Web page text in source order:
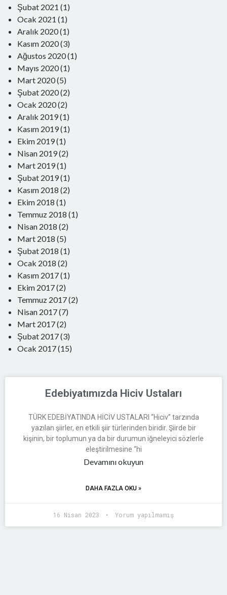
Yapay Zeka ve Modern İnsanın Geleceği
19 Şubat 2024
Homo Sapiens’in Salgın Hastalıklarla Sınavı
21 Ocak 2024
Kaşığın Hikayesi
1 Aralık 2023
Güç ve İktidar
22 Ekim 2023
Edebiyatımızda Hiciv Ustaları
16 Nisan 2023
Dünyada bunlar da yaşandı
17 Şubat 2023
Mesudiye’nin Kayıp Köyleri
22 Ocak 2023
Yeni Yorumlar
Mithat Baş-Sarıkamış Şehitleri Anılırken
Naşit Oskay-Sarıkamış Şehitleri Anılırken
24 Aralık 2023
Mithat Baş-Kaşığın Hikayesi
Mithat Baş - Kaşığın Hikayesi
2 Aralık 2023
Nedim Gürsoy -Kaşığın Hikayesi
- Kaşığın Hikayesi
2 Aralık 2023
Şubat 2021 (1)
Ocak 2021 (1)
Aralık 2020(1)
Kasım 2020(3)
Ağustos 2020(1)
Mayıs 2020(1)
Mart 2020(5)
Şubat 2020(2)
Ocak 2020(2)
Aralık 2019(1)
Kasım 2019(1)
Ekim 2019(1)
Nisan 2019(2)
Mart 2019(1)
Şubat 2019(1)
Kasım 2018 (2)
Ekim 2018 (1)
Temmuz 2018 (1)
Nisan 2018 (2)
Mart 2018 (5)
Şubat 2018 (1)
Ocak 2018 (2)
Kasım 2017(1)
Ekim 2017(2)
Temmuz 2017(2)
Nisan 2017(7)
Mart 2017(2)
Şubat 2017(3)
Ocak 2017(15)
Edebiyatımızda Hiciv Ustaları
TÜRK EDEBİYATINDA HİCİV USTALARI “Hiciv” tarzında
yazılan şiirler, en etkili şiir türlerinden biridir. Şiirde bir
kişinin, bir toplumun ya da bir durumun iğneleyici sözlerle
eleştirilmesine “hi
Devamını okuyun
DAHA FAZLA OKU »
16 Nisan 2023 Yorum yapılmamış